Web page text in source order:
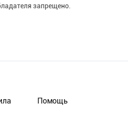
запрещено.
Помощь